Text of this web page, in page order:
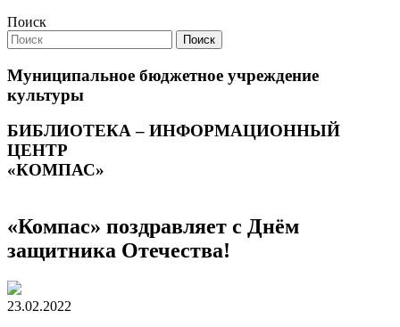
Поиск
Поиск
Муниципальное бюджетное учреждение
культуры
БИБЛИОТЕКА – ИНФОРМАЦИОННЫЙ
ЦЕНТР
«КОМПАС»
«Компас» поздравляет с Днём
защитника Отечества!
23.02.2022